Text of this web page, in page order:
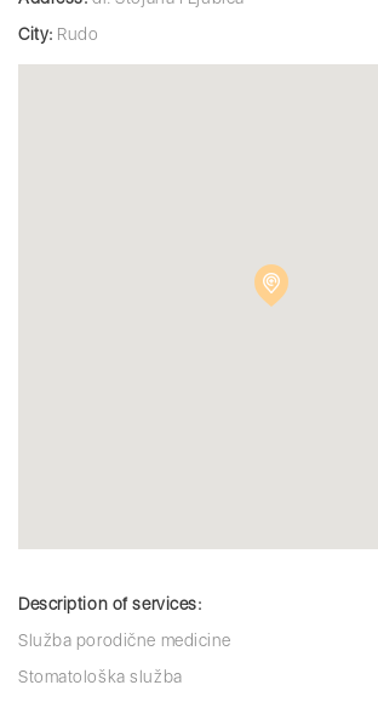
City: Rudo
Description of services:
Služba porodične medicine
Stomatološka služba